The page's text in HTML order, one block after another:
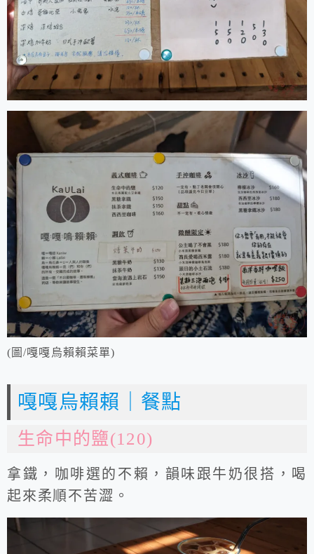
(圖/嘎嘎烏賴賴菜單)
嘎嘎烏賴賴｜餐點
生命中的鹽(120)
拿鐵，咖啡選的不賴，韻味跟牛奶很搭，喝
起來柔順不苦澀。